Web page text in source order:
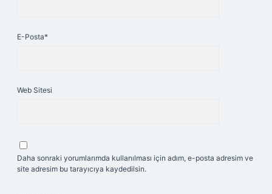
E-Posta*
Web Sitesi
Daha sonraki yorumlarımda kullanılması için adım, e-posta adresim ve
site adresim bu tarayıcıya kaydedilsin.